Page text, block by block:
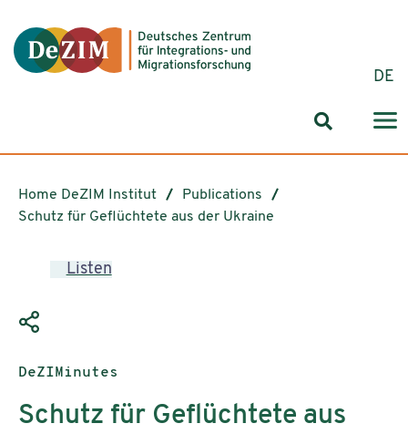
DE
Search
Home DeZIM Institut
Publications
Schutz für Geflüchtete aus der Ukraine
Listen
Publication type:
DeZIMinutes
Schutz für Geflüchtete aus